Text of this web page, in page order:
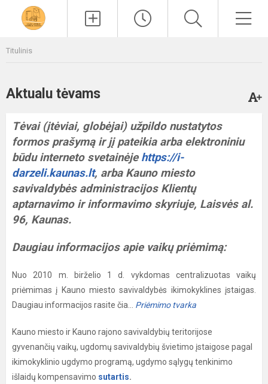
Titulinis
Aktualu tėvams
Tėvai (įtėviai, globėjai) užpildo nustatytos
formos prašymą ir jį pateikia arba elektroniniu
būdu interneto svetainėje https://i-
darzeli.kaunas.lt, arba Kauno miesto
savivaldybės administracijos Klientų
aptarnavimo ir informavimo skyriuje, Laisvės al.
96, Kaunas.
Daugiau informacijos apie vaikų priėmimą:
Nuo 2010 m. birželio 1 d. vykdomas centralizuotas vaikų
priėmimas į Kauno miesto savivaldybės ikimokyklines įstaigas.
Daugiau informacijos rasite čia… Priėmimo tvarka
Kauno miesto ir Kauno rajono savivaldybių teritorijose
gyvenančių vaikų, ugdomų savivaldybių švietimo įstaigose pagal
ikimokyklinio ugdymo programą, ugdymo sąlygų tenkinimo
išlaidų kompensavimo sutartis.